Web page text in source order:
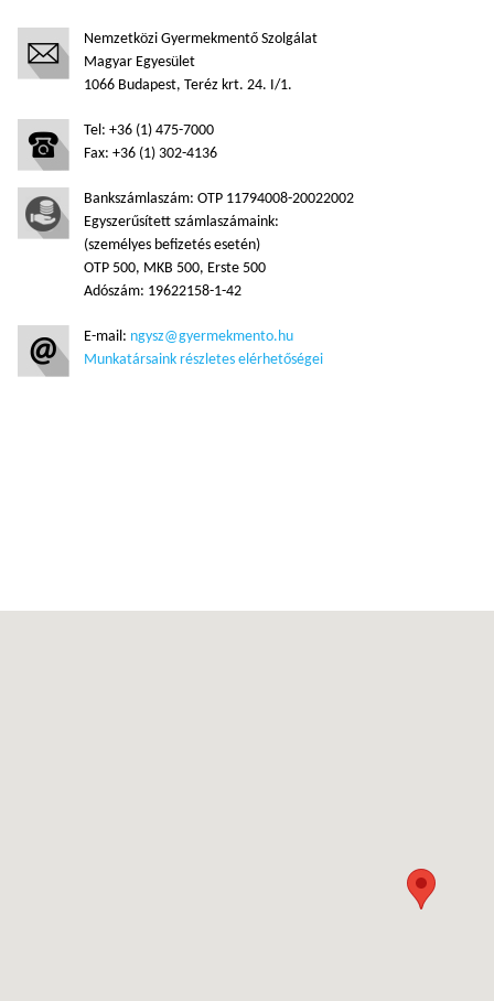
Nemzetközi Gyermekmentő Szolgálat
Magyar Egyesület
1066 Budapest, Teréz krt. 24. I/1.
Tel: +36 (1) 475-7000
Fax: +36 (1) 302-4136
Bankszámlaszám: OTP 11794008-20022002
Egyszerűsített számlaszámaink:
(személyes befizetés esetén)
OTP 500, MKB 500, Erste 500
Adószám: 19622158-1-42
E-mail: ngysz@gyermekmento.hu
Munkatársaink részletes elérhetőségei